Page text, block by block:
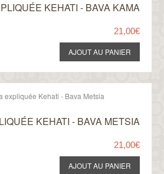
KEHATI - BAVA KAMA
21,00€
KEHATI - BAVA METSIA
21,00€